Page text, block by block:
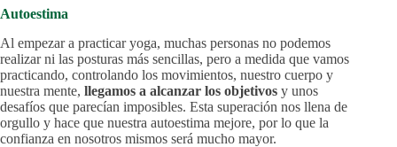
Autoestima
Al empezar a practicar yoga, muchas personas no podemos
realizar ni las posturas más sencillas, pero a medida que vamos
practicando, controlando los movimientos, nuestro cuerpo y
nuestra mente, llegamos a alcanzar los objetivos y unos
desafíos que parecían imposibles. Esta superación nos llena de
orgullo y hace que nuestra autoestima mejore, por lo que la
confianza en nosotros mismos será mucho mayor.